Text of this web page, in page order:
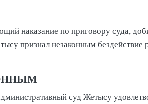
наказание по приговору суда,
признал незаконным бездействие
суд Жетысу